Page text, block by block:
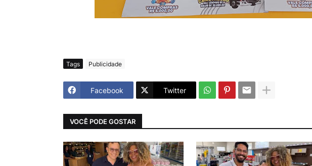
Tags Publicidade
Facebook Twitter
VOCÊ PODE GOSTAR